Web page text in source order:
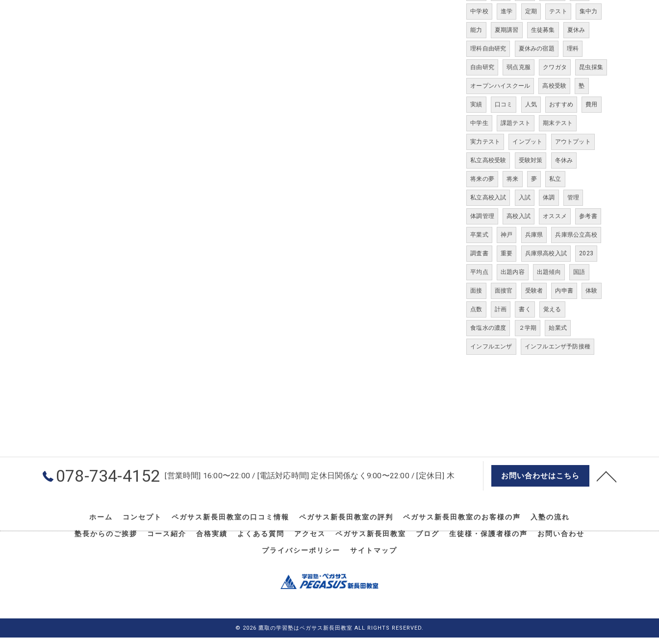
中学校 進学 定期 テスト 集中力
能力 夏期講習 生徒募集 夏休み
理科自由研究 夏休みの宿題 理科
自由研究 弱点克服 クワガタ 昆虫採集
オープンハイスクール 高校受験 塾
実績 口コミ 人気 おすすめ 費用
中学生 課題テスト 期末テスト
実力テスト インプット アウトプット
私立高校受験 受験対策 冬休み
将来の夢 将来 夢 私立
私立高校入試 入試 体調 管理
体調管理 高校入試 オススメ 参考書
卒業式 神戸 兵庫県 兵庫県公立高校
調査書 重要 兵庫県高校入試 2023
平均点 出題内容 出題傾向 国語
面接 面接官 受験者 内申書 体験
点数 計画 書く 覚える
食塩水の濃度 ２学期 始業式
インフルエンザ インフルエンザ予防接種
078-734-4152 [営業時間] 16:00〜22:00 / [電話対応時間] 定休日関係なく9:00〜22:00 / [定休日] 木 お問い合わせはこちら
ホーム コンセプト ペガサス新長田教室の口コミ情報 ペガサス新長田教室の評判 ペガサス新長田教室のお客様の声 入塾の流れ
塾長からのご挨拶 コース紹介 合格実績 よくある質問 アクセス ペガサス新長田教室 ブログ 生徒様・保護者様の声 お問い合わせ
プライバシーポリシー サイトマップ
© 2026 鷹取の学習塾はペガサス新長田教室 ALL RIGHTS RESERVED.